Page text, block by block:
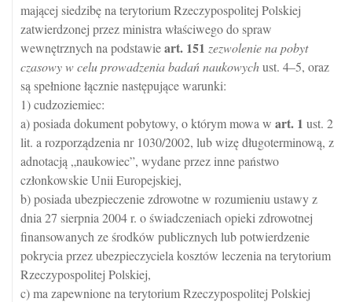
mającej siedzibę na terytorium Rzeczypospolitej Polskiej
zatwierdzonej przez ministra właściwego do spraw
wewnętrznych na podstawieart. 151 zezwolenie na pobyt
czasowy w celu prowadzenia badań naukowychust. 4–5, oraz
są spełnione łącznie następujące warunki:
1) cudzoziemiec:
a) posiada dokument pobytowy, o którym mowa w art. 1 ust. 2
lit. a rozporządzenia nr 1030/2002, lub wizę długoterminową, z
adnotacją „naukowiec”, wydane przez inne państwo
członkowskie Unii Europejskiej,
b) posiada ubezpieczenie zdrowotne w rozumieniu ustawy z
dnia 27 sierpnia 2004 r. o świadczeniach opieki zdrowotnej
finansowanych ze środków publicznych lub potwierdzenie
pokrycia przez ubezpieczyciela kosztów leczenia na terytorium
Rzeczypospolitej Polskiej,
c) ma zapewnione na terytorium Rzeczypospolitej Polskiej